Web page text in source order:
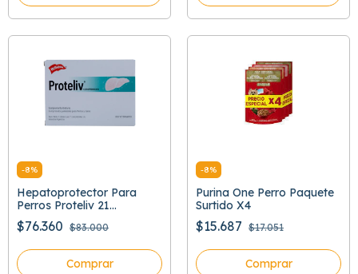
-8%
Hepatoprotector Para
Perros Proteliv 21
Comprimidos
$76.360 $83.000
Comprar
-8%
Purina One Perro Paquete
Surtido X4
$15.687 $17.051
Comprar